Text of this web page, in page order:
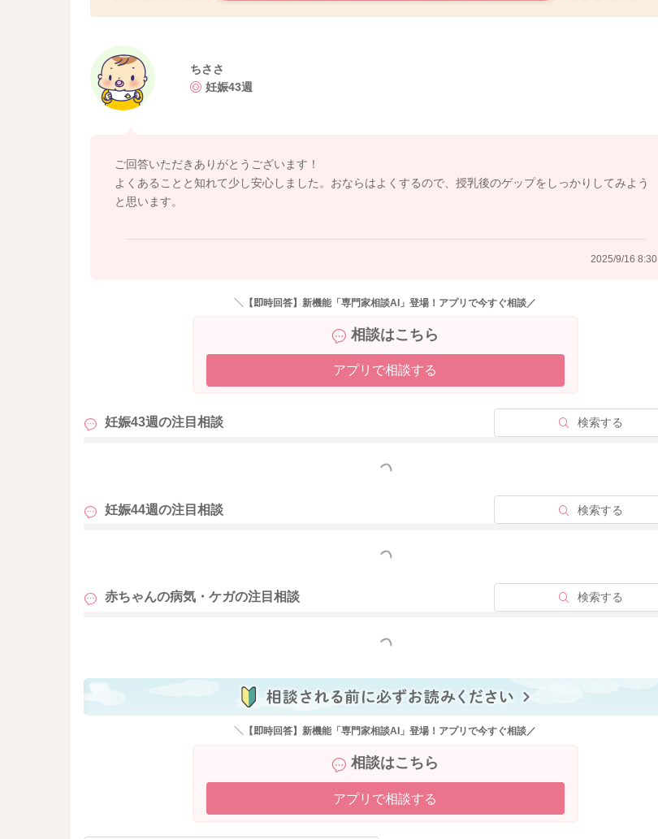
いるようでしたら、縦抱きにしていただいて、しばらくお背中をトントンしてみたり、綿棒浣腸でガスや
ウンチを出してあげると、気にならなくなることも多いですよ。よろしければお試しくださいね。
ちささ
妊娠43週
ご回答いただきありがとうございます！
よくあることと知れて少し安心しました。おならはよくするので、授乳後のゲップをしっかりしてみよう
と思います。
2025/9/16 8:30
＼【即時回答】新機能「専門家相談AI」登場！アプリで今すぐ相談／
相談はこちら
アプリで相談する
妊娠43週の注目相談 検索する
もっと見る
妊娠44週の注目相談 検索する
もっと見る
赤ちゃんの病気・ケガの注目相談 検索する
もっと見る
＼【即時回答】新機能「専門家相談AI」登場！アプリで今すぐ相談／
相談はこちら
アプリで相談する